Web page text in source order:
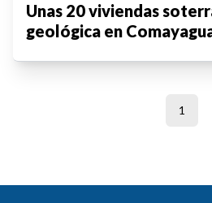
Unas 20 viviendas
geológica en
1